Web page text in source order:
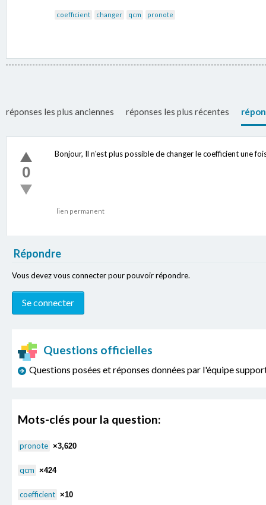
coefficient changer qcm pronote
réponses les plus anciennes réponses les plus récentes
0
Bonjour, Il n'est plus possible de changer le coefficient une
lien permanent
Répondre
Vous devez vous connecter pour pouvoir répondre.
Questions officielles
Questions posées et réponses données par l'équipe
Mots-clés pour la question:
pronote ×3,620
qcm ×424
coefficient ×10